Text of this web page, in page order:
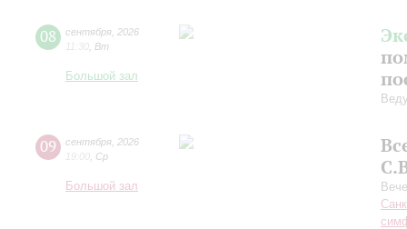
08 сентября 2026
11:30 Вт
Большой зал
09 сентября 2026
19:00 Ср
Большой зал